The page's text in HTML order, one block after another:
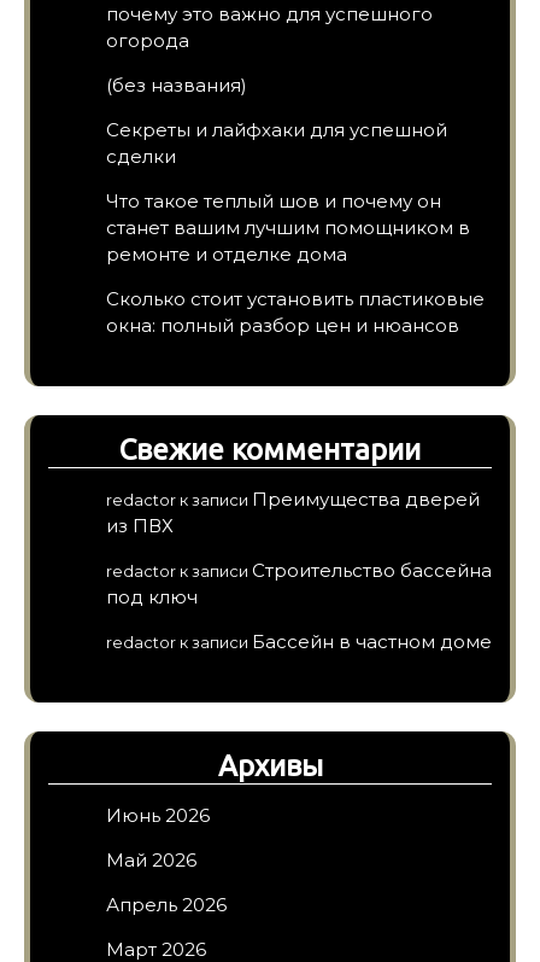
почему это важно для успешного
огорода
(без названия)
Секреты и лайфхаки для успешной
сделки
Что такое теплый шов и почему он
станет вашим лучшим помощником в
ремонте и отделке дома
Сколько стоит установить пластиковые
окна: полный разбор цен и нюансов
Свежие комментарии
redactor к записи Преимущества дверей
из ПВХ
redactor к записи Строительство бассейна
под ключ
redactor к записи Бассейн в частном доме
Архивы
Июнь 2026
Май 2026
Апрель 2026
Март 2026